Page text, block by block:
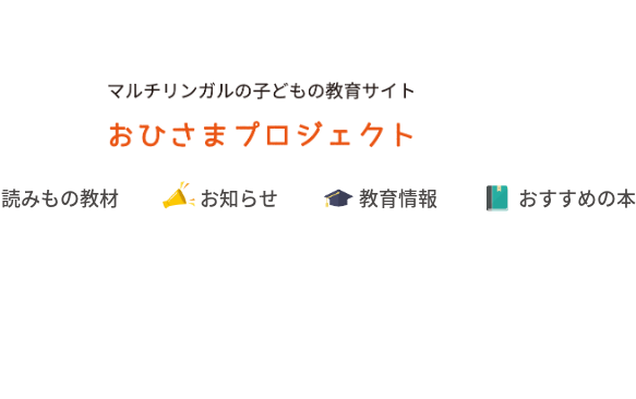
読みもの教材 お知らせ 教育情報 おすすめの本